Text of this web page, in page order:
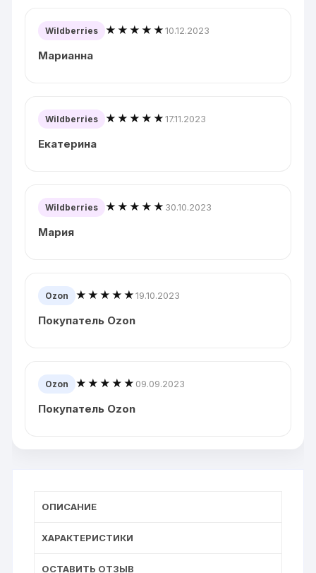
Wildberries ★★★★★10.12.2023
Марианна
Wildberries ★★★★★17.11.2023
Екатерина
Wildberries ★★★★★ 30.10.2023
Мария
Ozon ★★★★★19.10.2023
Покупатель Ozon
Ozon ★★★★★ 09.09.2023
Покупатель Ozon
ОПИСАНИЕ
ХАРАКТЕРИСТИКИ
ОСТАВИТЬ ОТЗЫВ